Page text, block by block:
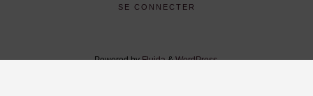
SE CONNECTER
Powered byFluida&WordPress.